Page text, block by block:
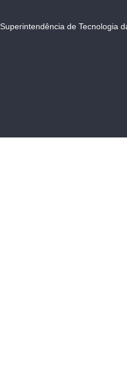
Superintendência de Tecnologia